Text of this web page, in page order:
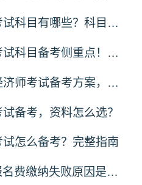
2026年中级经济师考试科目有哪些？科目介绍
2026年中级经济师考试科目备考侧重点！分清主次
在职党2026年中级经济师考试备考方案，碎片化学习
备考，资料怎么选？
怎么备考？完整指南
2026年中级经济师报名费缴纳失败原因是什么？解决办法